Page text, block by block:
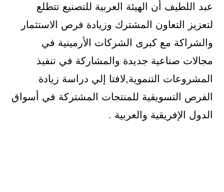
عبد اللطيف أن الهيئة العربية للتصنيع تتطلع
لتعزيز التعاون المشترك وزيادة فرص الاستثمار
والشراكة مع كبرى الشركات الأرمينية في
مجالات صناعية جديدة والمشاركة في تنفيذ
المشروعات التنموية,لافتا إلي دراسة زيادة
الفرص التسويقية للمنتجات المشتركة في أسواق
الدول الإفريقية والعربية .